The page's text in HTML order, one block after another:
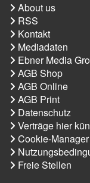
About us
RSS
Kontakt
Mediadaten
Ebner Media
AGB Shop
AGB Online
AGB Print
Datenschutz
Verträge hier
Cookie-Manager
Freie Stellen